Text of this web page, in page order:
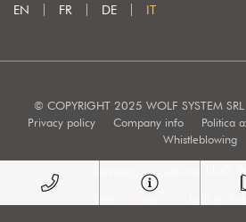
EN FR DE IT
© COPYRIGHT 2025 WOLF SYSTEM SRL
Privacy policy
Company info Politica
Whistleblowing
Marketing e Creatività: